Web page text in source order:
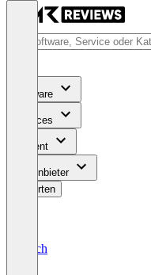
Software
Services
Content
Für Anbieter
Bewerten
Deutsch